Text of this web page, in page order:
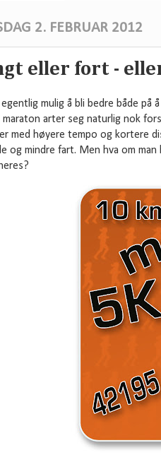
2. FEBRUAR 2012
eller fort -
mulig å bli bedre både
arter seg naturlig nok
med høyere tempo og kortere
og mindre fart. Men hva om